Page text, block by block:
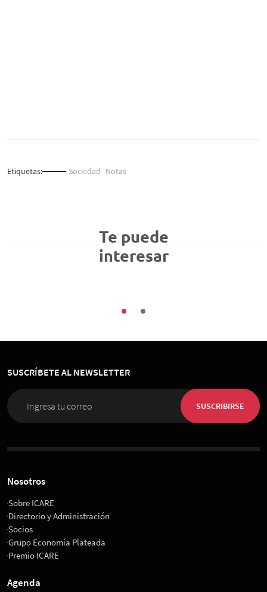
Etiquetas: Sociedad Notas
Te puede
interesar
En diciembre las empresas chilenas deben
implementar un modelo de cumplimiento en
protección de datos
SUSCRÍBETE AL NEWSLETTER
SUSCRIBIRSE
Nosotros
Sobre ICARE
Directorio y Administración
Socios
Grupo Economía Plateada
Premio ICARE
Agenda